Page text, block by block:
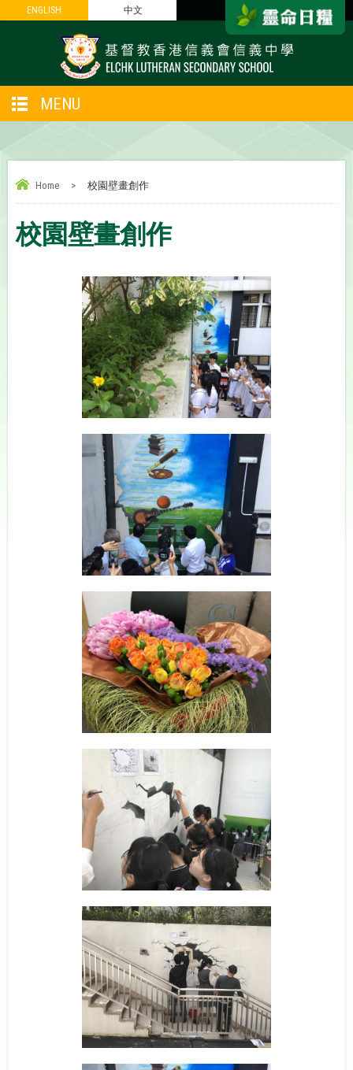
ENGLISH 中文
ENGLISH 中文
MENU
Home > 校園壁畫創作
校園壁畫創作